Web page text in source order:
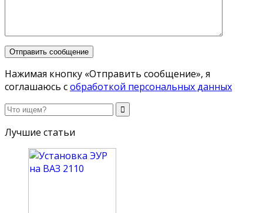
Нажимая кнопку «Отправить сообщение», я
соглашаюсь собработкой персональных данных
Лучшие статьи